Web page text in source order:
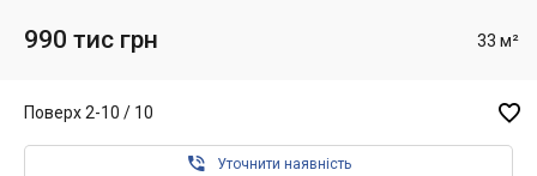
990 тис грн 33 м²
Поверх 2-10 / 10 
 Уточнити наявність